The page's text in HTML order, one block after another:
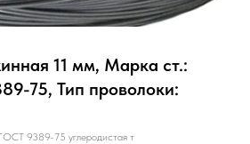
11 мм, Марка ст.:
75, Тип проволоки:
9389-75 углеродистая т